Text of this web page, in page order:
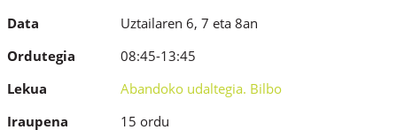
Data
Uztailaren 6, 7 eta 8an
Ordutegia
08:45-13:45
Lekua
Abandoko udaltegia. Bilbo
Iraupena
15 ordu